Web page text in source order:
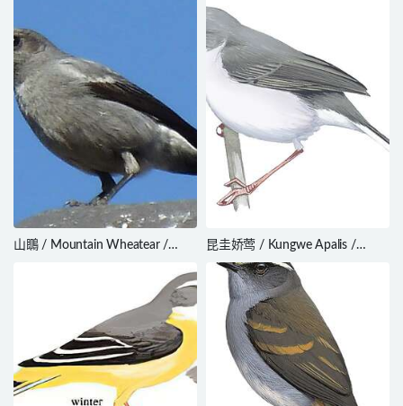
山䳭 / Mountain Wheatear /
昆圭娇莺 / Kungwe Apalis /
Apalis argentea